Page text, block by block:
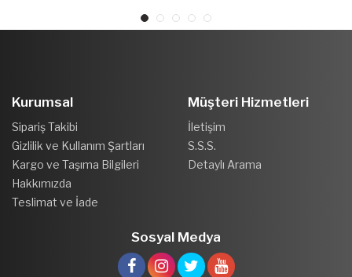
Kurumsal
Sipariş Takibi
Gizlilik ve Kullanım Şartları
Kargo ve Taşıma Bilgileri
Hakkımızda
Teslimat ve İade
Müşteri Hizmetleri
İletişim
S.S.S.
Detaylı Arama
Sosyal Medya